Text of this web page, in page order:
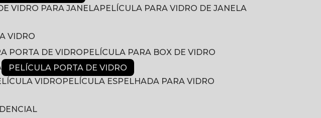
VIDRO PARA JANELA
PELÍCULA PARA VIDRO DE JANELA
VIDRO
PORTA DE VIDRO
PELÍCULA PARA BOX DE VIDRO
PELÍCULA PORTA DE VIDRO
VIDRO
PELÍCULA ESPELHADA PARA VIDRO